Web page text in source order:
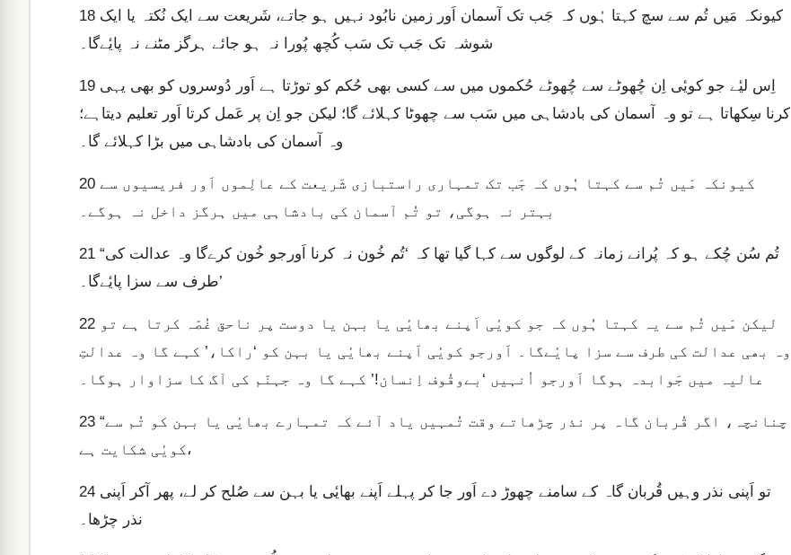
18
شوشہ تک جَب تک سَب کُچھ پُورا نہ ہو جائے ہرگز مٹنے نہ پایٔےگا۔
19
کرنا سِکھاتا ہے تو وہ آسمان کی بادشاہی میں سَب سے چھوٹا کہلائے گا؛ لیکن جو اِن پر عَمل کرتا اَور تعلیم دیتاہے؛
وہ آسمان کی بادشاہی میں بڑا کہلائے گا۔
20
بہتر نہ ہوگی، تو تُم آسمان کی بادشاہی میں ہرگز داخل نہ ہوگے۔
21 “تُم سُن چُکے ہو کہ پُرانے زمانہ کے لوگوں سے کہا گیا تھا کہ ‘تُم خُون نہ کرنا اَورجو خُون کرےگا وہ عدالت کی
طرف سے سزا پایٔےگا۔’
22
وہ بھی عدالت کی طرف سے سزا پایٔےگا۔ اَورجو کویٔی اَپنے بھایٔی یا بہن کو ‘راکا،’ کہے گا وہ عدالتِ
عالیہ میں جَوابدہ ہوگا اَورجو اُنہیں ‘بےوقُوف اِنسان!’ کہے گا وہ جہنّم کی آگ کا سزاوار ہوگا۔
23 “چنانچہ، اگر قُربان گاہ پر نذر چڑھاتے وقت تُمہیں یاد آئے کہ تمہارے بھایٔی یا بہن کو تُم سے
کویٔی شکایت ہے،
24
نذر چڑھا۔